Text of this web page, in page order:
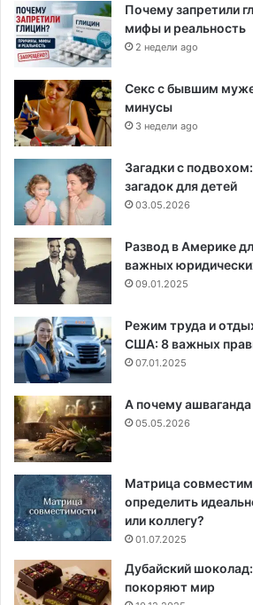
Почему запретили
мифы и реальность
2 недели ago
Секс с бывшим
минусы
3 недели ago
Загадки с
загадок для детей
03.05.2026
Развод в Америке
важных
09.01.2025
Режим труда и
США: 8 важных
07.01.2025
А почему
05.05.2026
Матрица
определить
или коллегу?
01.07.2025
Дубайский
покоряют мир